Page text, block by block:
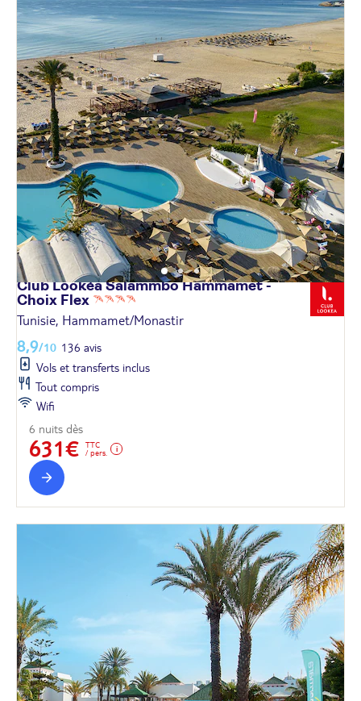
Club Lookéa Salammbo Hammamet -
Choix Flex
Tunisie, Hammamet/Monastir
8,9/10 136 avis
Vols et transferts inclus
Tout compris
Wifi
6 nuits dès
631€
TTC
/ pers.